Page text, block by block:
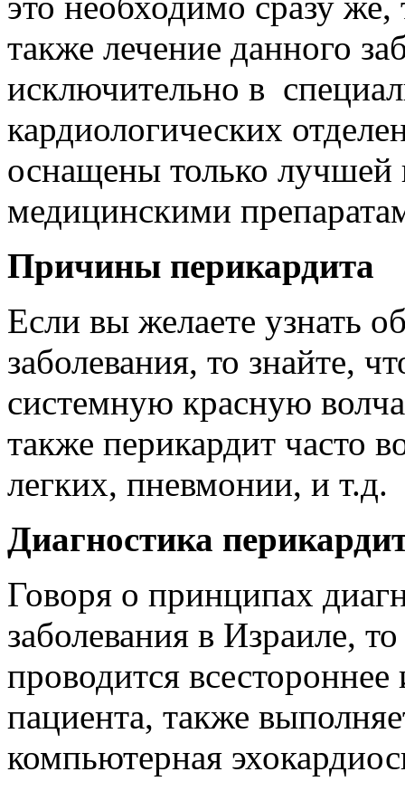
также лечение данного
исключительно в
кардиологических
оснащены только лучшей
медицинскими
Причины перикардита
Если вы желаете узнать
заболевания, то знайте,
системную красную
также перикардит часто
легких, пневмонии, и т.д.
Диагностика
Говоря о принципах
заболевания в Израиле,
проводится
пациента, также
компьютерная